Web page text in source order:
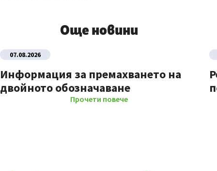
Още новини
07.08.2026
Информация за премахването на
двойното обозначаване
Прочети повече